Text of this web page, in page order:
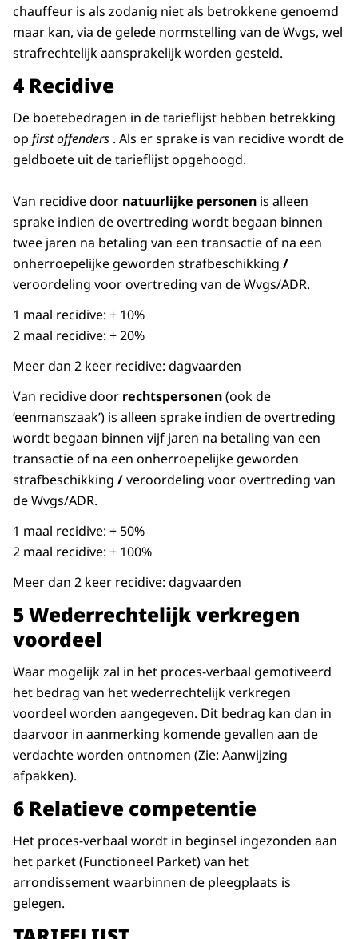
chauffeur is als zodanig niet als betrokkene genoemd
maar kan, via de gelede normstelling van de Wvgs, wel
strafrechtelijk aansprakelijk worden gesteld.
4 Recidive
De boetebedragen in de tarieflijst hebben betrekking
op first offenders . Als er sprake is van recidive wordt de
geldboete uit de tarieflijst opgehoogd.
Van recidive door natuurlijke personen is alleen
sprake indien de overtreding wordt begaan binnen
twee jaren na betaling van een transactie of na een
onherroepelijke geworden strafbeschikking /
veroordeling voor overtreding van de Wvgs/ADR.
1 maal recidive: + 10%
2 maal recidive: + 20%
Meer dan 2 keer recidive: dagvaarden
Van recidive door rechtspersonen(ook de
‘eenmanszaak’) is alleen sprake indien de overtreding
wordt begaan binnen vijf jaren na betaling van een
transactie of na een onherroepelijke geworden
strafbeschikking /veroordeling voor overtreding van
de Wvgs/ADR.
1 maal recidive: + 50%
2 maal recidive: + 100%
Meer dan 2 keer recidive: dagvaarden
5 Wederrechtelijk verkregen
voordeel
Waar mogelijk zal in het proces-verbaal gemotiveerd
het bedrag van het wederrechtelijk verkregen
voordeel worden aangegeven. Dit bedrag kan dan in
daarvoor in aanmerking komende gevallen aan de
verdachte worden ontnomen (Zie: Aanwijzing
afpakken).
6 Relatieve competentie
Het proces-verbaal wordt in beginsel ingezonden aan
het parket (Functioneel Parket) van het
arrondissement waarbinnen de pleegplaats is
gelegen.